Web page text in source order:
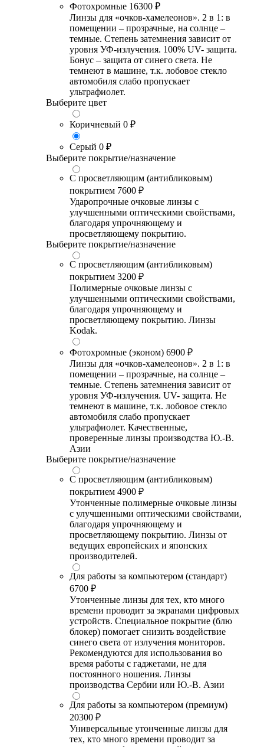
Фотохромные 16300 ₽
Линзы для «очков-хамелеонов». 2 в 1: в
помещении – прозрачные, на солнце –
темные. Степень затемнения зависит от
уровня УФ-излучения. 100% UV- защита.
Бонус – защита от синего света. Не
темнеют в машине, т.к. лобовое стекло
автомобиля слабо пропускает
ультрафиолет.
Выберите цвет
Коричневый 0 ₽
Серый 0 ₽
Выберите покрытие/назначение
С просветляющим (антибликовым)
покрытием 7600 ₽
Ударопрочные очковые линзы с
улучшенными оптическими свойствами,
благодаря упрочняющему и
просветляющему покрытию.
Выберите покрытие/назначение
С просветляющим (антибликовым)
покрытием 3200 ₽
Полимерные очковые линзы с
улучшенными оптическими свойствами,
благодаря упрочняющему и
просветляющему покрытию. Линзы
Kodak.
Фотохромные (эконом) 6900 ₽
Линзы для «очков-хамелеонов». 2 в 1: в
помещении – прозрачные, на солнце –
темные. Степень затемнения зависит от
уровня УФ-излучения. UV- защита. Не
темнеют в машине, т.к. лобовое стекло
автомобиля слабо пропускает
ультрафиолет. Качественные,
проверенные линзы производства Ю.-В.
Азии
Выберите покрытие/назначение
С просветляющим (антибликовым)
покрытием 4900 ₽
Утонченные полимерные очковые линзы
с улучшенными оптическими свойствами,
благодаря упрочняющему и
просветляющему покрытию. Линзы от
ведущих европейских и японских
производителей.
Для работы за компьютером (стандарт)
6700 ₽
Утонченные линзы для тех, кто много
времени проводит за экранами цифровых
устройств. Специальное покрытие (блю
блокер) помогает снизить воздействие
синего света от излучения мониторов.
Рекомендуются для использования во
время работы с гаджетами, не для
постоянного ношения. Линзы
производства Сербии или Ю.-В. Азии
Для работы за компьютером (премиум)
20300 ₽
Универсальные утонченные линзы для
тех, кто много времени проводит за